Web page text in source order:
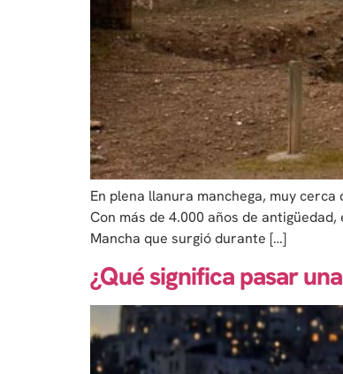
En plena llanura manchega, muy
Con más de 4.000 años de
Mancha que surgió durante […]
¿Qué significa pasar